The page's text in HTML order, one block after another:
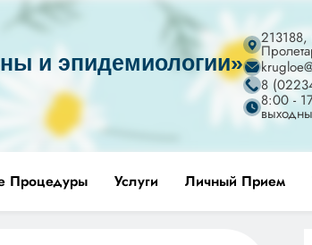
213188,
8
8:00 -
и эпидемиологии»
Процедуры Услуги Личный Прием